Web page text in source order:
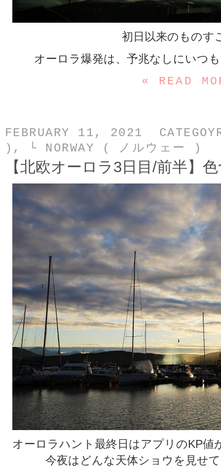
初日以来のものす
オーロラ爆発は、予兆なしにいつ
« READ
FEBRUARY 11, 2021
) , └ NORWAY ( ノルウェー )
【北欧オーロラ3日目/前半】
オーロラハント最終日はアプリのKP値
今夜はどんな天体ショウを見せ